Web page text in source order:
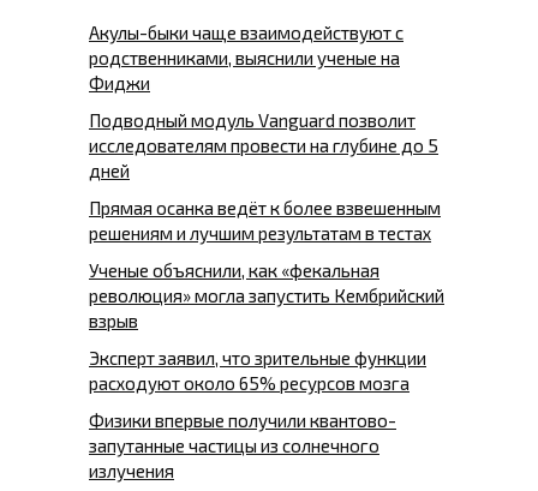
Акулы-быки чаще взаимодействуют с
родственниками, выяснили ученые на
Фиджи
Подводный модуль Vanguard позволит
исследователям провести на глубине до 5
дней
Прямая осанка ведёт к более взвешенным
решениям и лучшим результатам в тестах
Ученые объяснили, как «фекальная
революция» могла запустить Кембрийский
взрыв
Эксперт заявил, что зрительные функции
расходуют около 65% ресурсов мозга
Физики впервые получили квантово-
запутанные частицы из солнечного
излучения